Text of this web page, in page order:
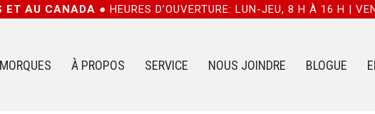
ET AU CANADA ● HEURES D’OUVERTURE: LUN-JEU, 8 H À 16 H |
À PROPOS SERVICE NOUS JOINDRE BLOGUE